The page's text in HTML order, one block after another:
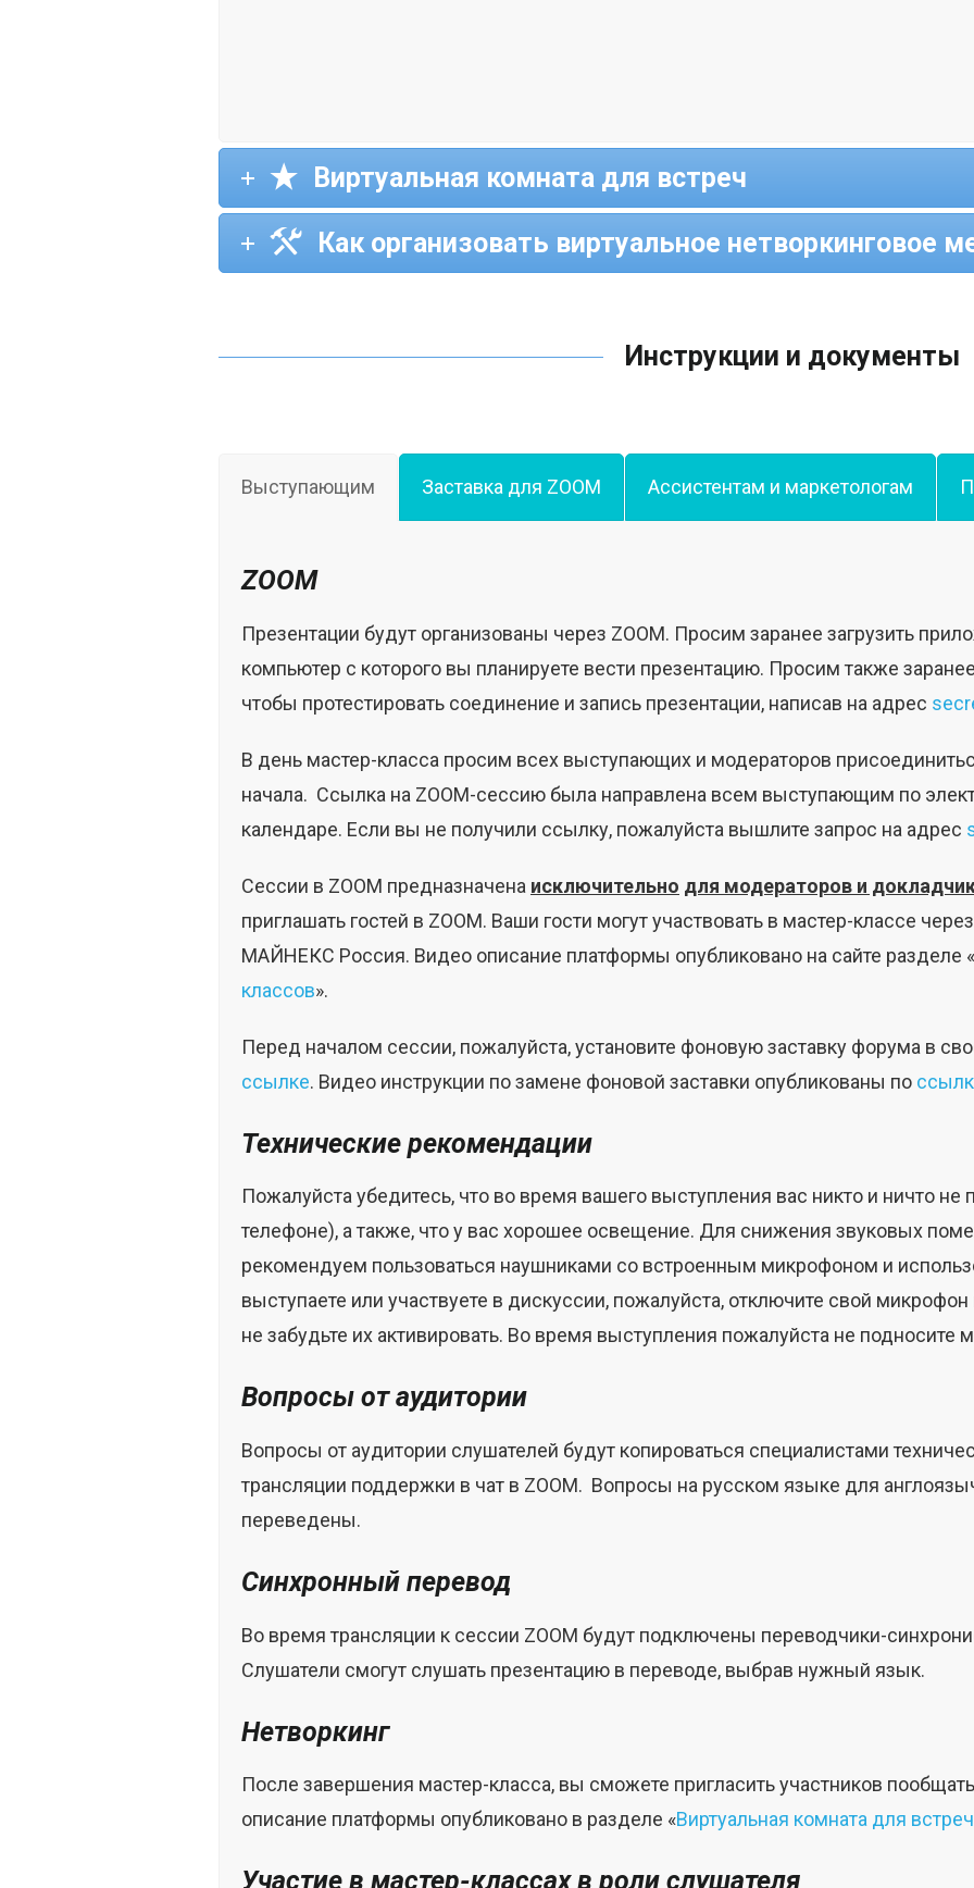
Виртуальная комната для встреч
Как организовать виртуальное нетворкинговое
Инструкции и документы
Выступающим Заставка для ZOOM Ассистентам и маркетологам
ZOOM
Презентации будут организованы через ZOOM. Просим заранее загрузить
компьютер c которого вы планируете вести презентацию. Просим также
чтобы протестировать соединение и запись презентации, написав на адрес
В день мастер-класса просим всех выступающих и модераторов
начала. Ссылка на ZOOM-сессию была направлена всем выступающим по
календаре. Если вы не получили ссылку, пожалуйста вышлите запрос на адрес
Сессии в ZOOM предназначена исключительно для модераторов и
приглашать гостей в ZOOM. Ваши гости могут участвовать в мастер-классе
МАЙНЕКС Россия. Видео описание платформы опубликовано на сайте разделе «
классов».
Перед началом сессии, пожалуйста, установите фоновую заставку форума в
ссылке. Видео инструкции по замене фоновой заставки опубликованы по
Технические рекомендации
Пожалуйста убедитесь, что во время вашего выступления вас никто и ничто не
телефоне), а также, что у вас хорошее освещение. Для снижения звуковых
рекомендуем пользоваться наушниками со встроенным микрофоном и
выступаете или участвуете в дискуссии, пожалуйста, отключите свой
не забудьте их активировать. Во время выступления пожалуйста не
Вопросы от аудитории
Вопросы от аудитории слушателей будут копироваться специалистами
трансляции поддержки в чат в ZOOM. Вопросы на русском языке для
переведены.
Синхронный перевод
Во время трансляции к сессии ZOOM будут подключены переводчики-
Слушатели смогут слушать презентацию в переводе, выбрав нужный язык.
Нетворкинг
После завершения мастер-класса, вы сможете пригласить участников
описание платформы опубликовано в разделе «Виртуальная комната для встреч
Участие в мастер-классах в роли слушателя